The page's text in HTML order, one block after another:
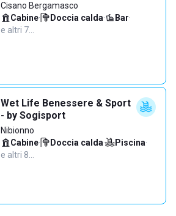
Cisano Bergamasco
Cabine· Doccia calda· Bar·
e altri 7…
Wet Life Benessere & Sport
- by Sogisport
Nibionno
Cabine· Doccia calda· Piscina·
e altri 8…